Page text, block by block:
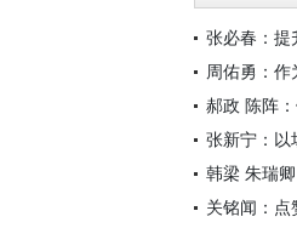
张必春：提